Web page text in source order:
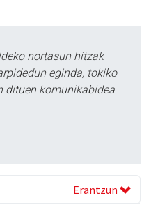
nortasun hitzak
eginda, tokiko
dituen komunikabidea
Erantzun